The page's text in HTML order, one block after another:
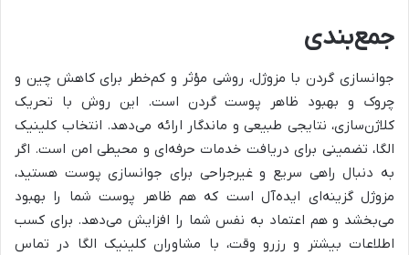
جمع‌بندی
جوانسازی گردن با مزوژل، روشی مؤثر و کم‌خطر برای کاهش چین و
چروک و بهبود ظاهر پوست گردن است. این روش با تحریک
کلاژن‌سازی، نتایجی طبیعی و ماندگار ارائه می‌دهد. انتخاب کلینیک
الگا، تضمینی برای دریافت خدمات حرفه‌ای و محیطی امن است. اگر
به دنبال راهی سریع و غیرجراحی برای جوانسازی پوست هستید،
مزوژل گزینه‌ای ایده‌آل است که هم ظاهر پوست شما را بهبود
می‌بخشد و هم اعتماد به نفس شما را افزایش می‌دهد. برای کسب
اطلاعات بیشتر و رزرو وقت، با مشاوران کلینیک الگا در تماس